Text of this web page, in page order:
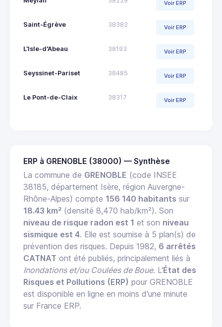
Voir ERP
Saint-Égrève 38382 Voir ERP
L'Isle-d'Abeau 38193 Voir ERP
Seyssinet-Pariset 38485 Voir ERP
Le Pont-de-Claix 38317 Voir ERP
ERP à GRENOBLE (38000) — Synthèse
La commune de GRENOBLE (code INSEE
38185, département Isère, région Auvergne-
Rhône-Alpes) compte 156 140 habitants sur
18.43 km² (densité 8,470 hab/km²). Son
niveau de risque radon est 1 et son niveau
sismique est 4. Elle est soumise à 5 plan(s) de
prévention des risques. Depuis 1982, 6 arrêtés
CATNAT ont été publiés, principalement liés à
Inondations et/ou Coulées de Boue. L'État des
Risques et Pollutions (ERP) pour GRENOBLE
est disponible en ligne en moins d'une minute
sur France ERP.